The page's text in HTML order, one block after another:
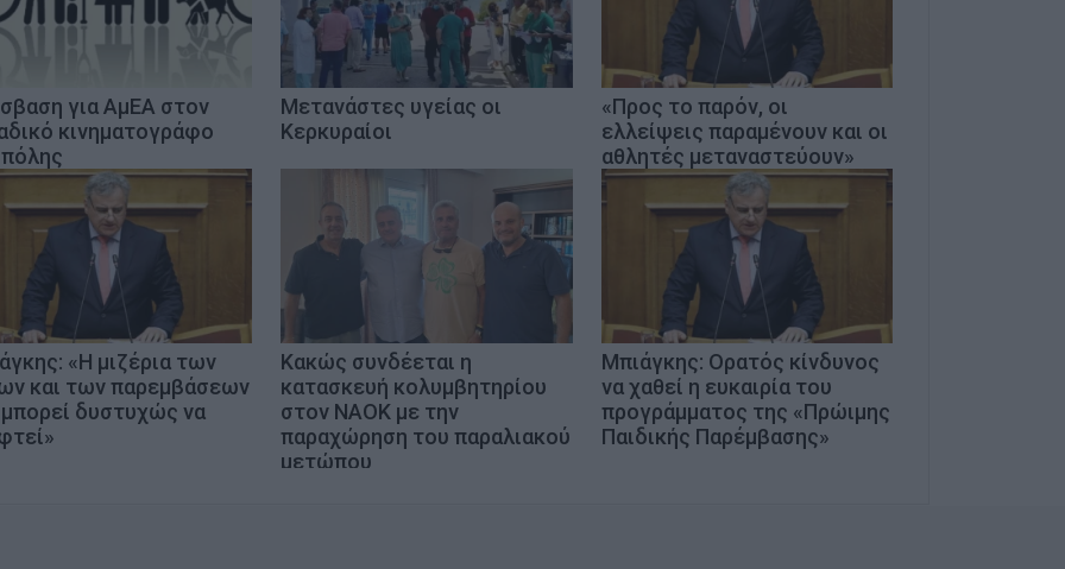
για ΑμΕΑ στον
κινηματογράφο
Μετανάστες υγείας οι
Κερκυραίοι
«Προς το παρόν, οι
ελλείψεις παραμένουν και οι
αθλητές μεταναστεύουν»
«Η μιζέρια των
και των παρεμβάσεων
δυστυχώς να
Κακώς συνδέεται η
κατασκευή κολυμβητηρίου
στον ΝΑΟΚ με την
παραχώρηση του παραλιακού
μετώπου
Μπιάγκης: Ορατός κίνδυνος
να χαθεί η ευκαιρία του
προγράμματος της «Πρώιμης
Παιδικής Παρέμβασης»